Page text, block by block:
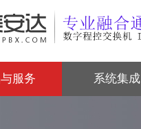
服务 系统集成